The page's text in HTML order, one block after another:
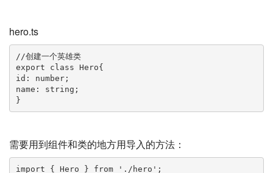
hero.ts
//创建一个英雄类
export class Hero{
id: number;
name: string;
}
需要用到组件和类的地方用导入的方法：
import { Hero } from './hero';